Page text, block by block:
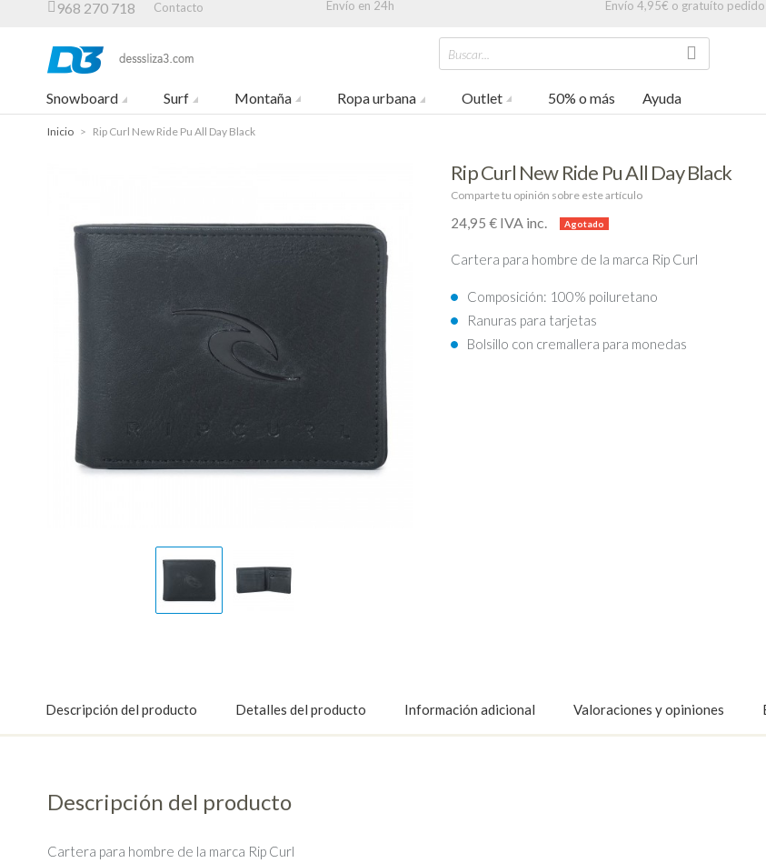
968 270 718 Contacto Envío en 24h Envío 4,95€ o gratuíto
Buscar...
Snowboard Surf Montaña Ropa urbana Outlet 50% o más Ayuda
Inicio > Rip Curl New Ride Pu All Day Black
Rip Curl New Ride Pu All Day Black
Comparte tu opinión sobre este artículo
24,95 € IVA inc.
Cartera para hombre de la marca Rip Curl
Composición: 100% poiluretano
Ranuras para tarjetas
Bolsillo con cremallera para monedas
Descripción del producto Detalles del producto Información adicional Valoraciones y opiniones
Descripción del producto
Cartera para hombre de la marca Rip Curl